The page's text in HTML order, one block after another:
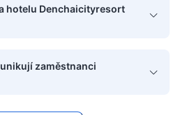
hotelu Denchaicityresort
zaměstnanci